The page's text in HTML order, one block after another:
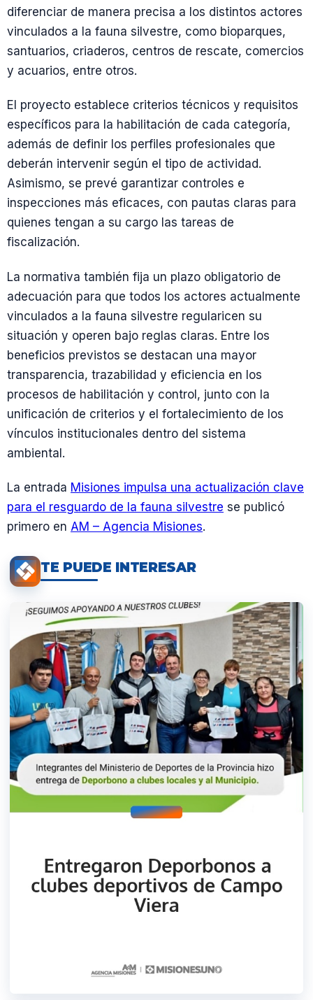
diferenciar de manera precisa a los distintos actores
vinculados a la fauna silvestre, como bioparques,
santuarios, criaderos, centros de rescate, comercios
y acuarios, entre otros.
El proyecto establece criterios técnicos y requisitos
específicos para la habilitación de cada categoría,
además de definir los perfiles profesionales que
deberán intervenir según el tipo de actividad.
Asimismo, se prevé garantizar controles e
inspecciones más eficaces, con pautas claras para
quienes tengan a su cargo las tareas de
fiscalización.
La normativa también fija un plazo obligatorio de
adecuación para que todos los actores actualmente
vinculados a la fauna silvestre regularicen su
situación y operen bajo reglas claras. Entre los
beneficios previstos se destacan una mayor
transparencia, trazabilidad y eficiencia en los
procesos de habilitación y control, junto con la
unificación de criterios y el fortalecimiento de los
vínculos institucionales dentro del sistema
ambiental.
La entrada Misiones impulsa una actualización clave
para el resguardo de la fauna silvestre se publicó
primero en AM – Agencia Misiones.
TE PUEDE INTERESAR